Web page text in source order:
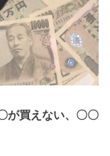
が買えない、〇〇